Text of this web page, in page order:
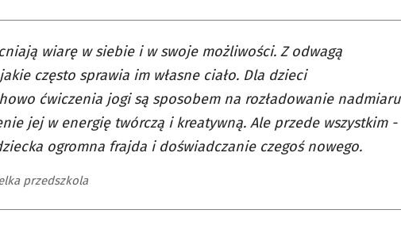
wiarę w siebie i w swoje możliwości. Z odwagą
często sprawia im własne ciało. Dla dzieci
ćwiczenia jogi są sposobem na rozładowanie nadmiaru
jej w energię twórczą i kreatywną. Ale przede wszystkim -
ogromna frajda i doświadczanie czegoś nowego.
przedszkola